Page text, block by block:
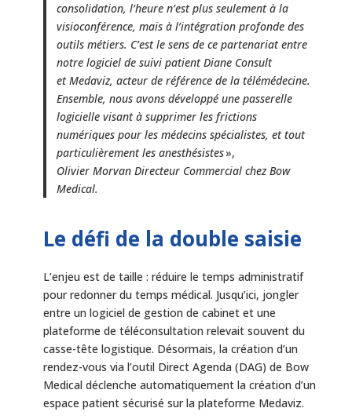
consolidation, l’heure n’est plus seulement à la
visioconférence, mais à l’intégration profonde des
outils métiers. C’est le sens de ce partenariat entre
notre logiciel de suivi patient Diane Consult
et Medaviz, acteur de référence de la télémédecine.
Ensemble, nous avons développé une passerelle
logicielle visant à supprimer les frictions
numériques pour les médecins spécialistes, et tout
particulièrement les anesthésistes»,
Olivier Morvan Directeur Commercial chez Bow
Medical.
Le défi de la double saisie
L’enjeu est de taille : réduire le temps administratif
pour redonner du temps médical. Jusqu’ici, jongler
entre un logiciel de gestion de cabinet et une
plateforme de téléconsultation relevait souvent du
casse-tête logistique. Désormais, la création d’un
rendez-vous via l’outil Direct Agenda (DAG) de Bow
Medical déclenche automatiquement la création d’un
espace patient sécurisé sur la plateforme Medaviz.